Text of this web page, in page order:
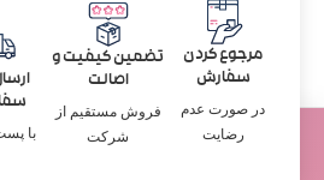
مرجوع کردن
سفارش
در صورت عدم
رضایت
تضمین کیفیت و
اصالت
فروش مستقیم از
شرکت
با